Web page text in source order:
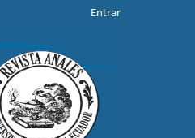
Entrar